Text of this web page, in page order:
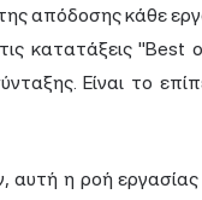
απόδοσης κάθε
κατατάξεις "Best
Είναι το
η ροή εργασίας